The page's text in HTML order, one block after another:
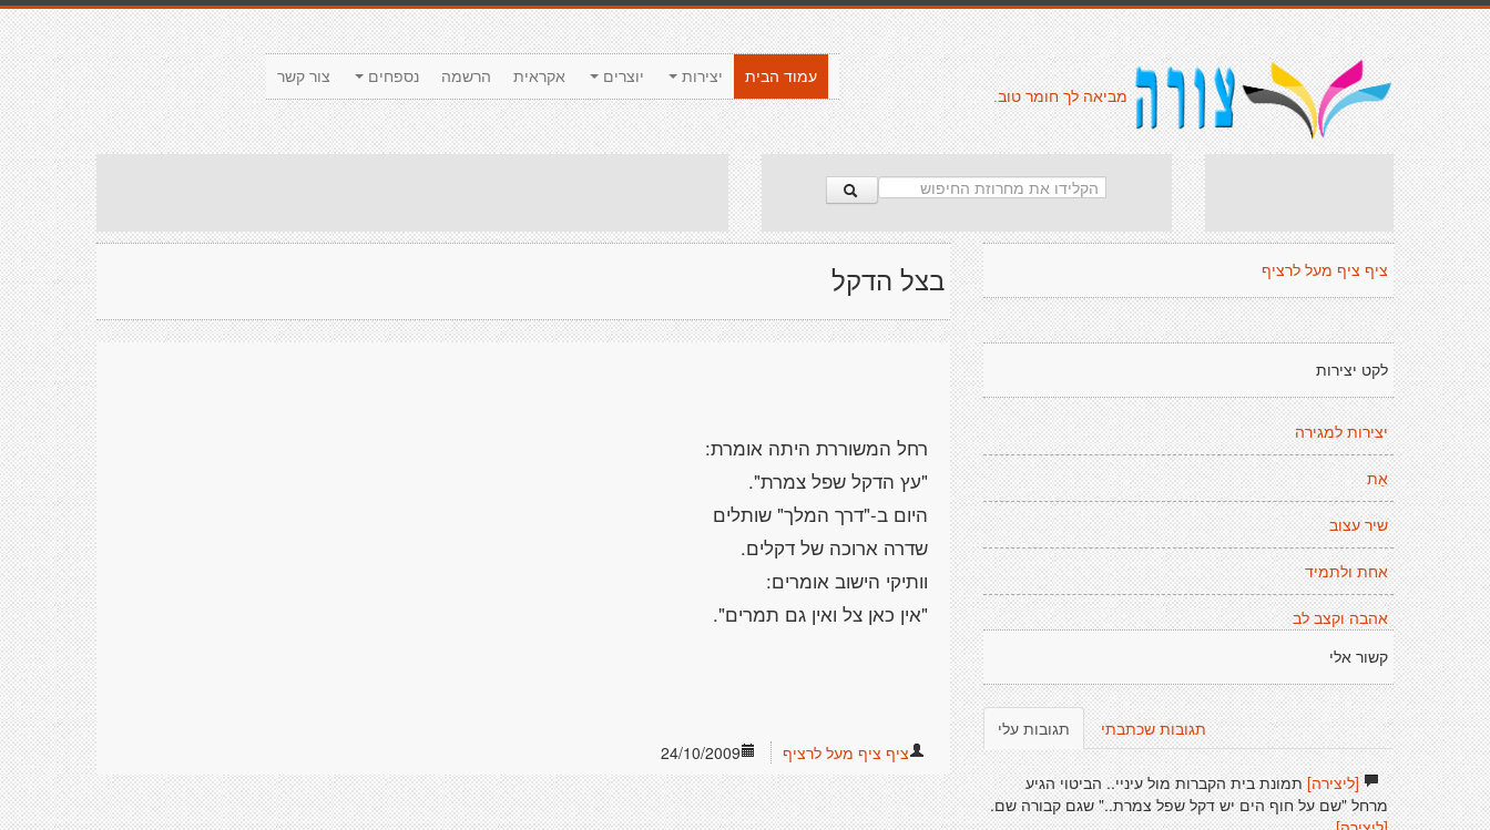
צור קשר נספחים הרשמה אקראית יוצרים יצירות
עמוד הבית
מביאה לך חומר טוב.
בצל הדקל
רחל המשוררת היתה אומרת:
"עץ הדקל שפל צמרת".
היום ב-"דרך המלך" שותלים
שדרה ארוכה של דקלים.
וותיקי הישוב אומרים:
"אין כאן צל ואין גם תמרים".
24/10/2009 ציף ציף מעל לרציף
ציף ציף מעל לרציף
לקט יצירות
יצירות למגירה
אַת
שיר עצוב
אחת ולתמיד
אהבה וקצב לב
קשור אלי
תגובות עלי תגובות שכתבתי
[ליצירה]תמונת בית הקברות מול עיניי.. הביטוי הגיע
מרחל "שם על חוף הים יש דקל שפל צמרת.." שגם קבורה שם.